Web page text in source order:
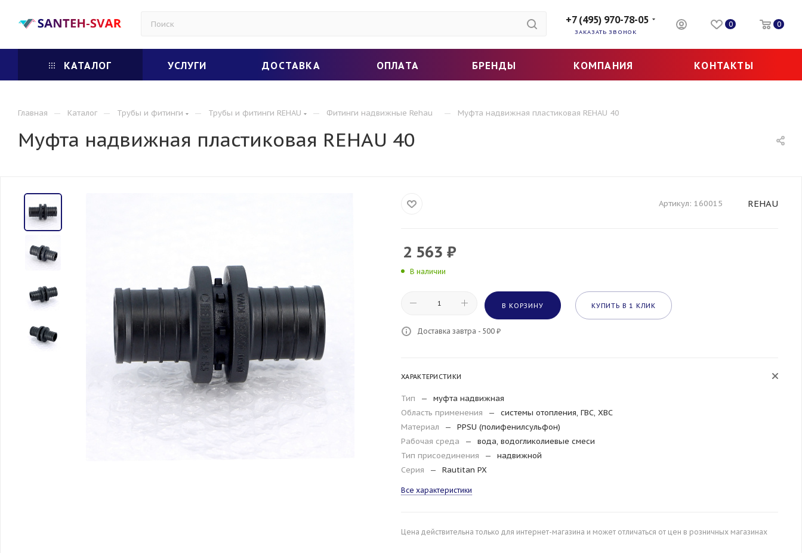
+7 (495) 970-78-05
ЗАКАЗАТЬ ЗВОНОК
0 0
КАТАЛОГ УСЛУГИ ДОСТАВКА ОПЛАТА БРЕНДЫ КОМПАНИЯ КОНТАКТЫ
Главная — Каталог — Трубы и фитинги — Трубы и фитинги REHAU — Фитинги надвижные Rehau — Муфта надвижная пластиковая REHAU 40
Муфта надвижная пластиковая REHAU 40
Артикул: 160015 REHAU
2 563 ₽
В наличии
В КОРЗИНУ КУПИТЬ В 1 КЛИК
Доставка завтра - 500 ₽
ХАРАКТЕРИСТИКИ
Тип —
муфта надвижная
Область применения
—
системы отопления, ГВС, ХВС
Материал
—
PPSU (полифенилсульфон)
Рабочая среда
—
вода, водогликолиевые смеси
Тип присоединения
—
надвижной
Серия
— Rautitan PX
Все характеристики
Цена действительна только для интернет-магазина и может отличаться от цен в розничных магазинах